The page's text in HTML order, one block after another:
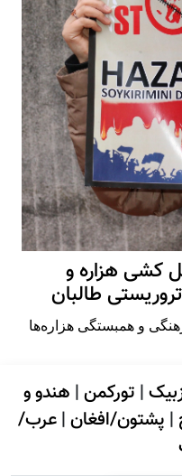
کشی هزاره و
طالبان
و همبستگی هزاره‌ها
| تورکمن| هندو و
| پشتون/افغان|عرب/